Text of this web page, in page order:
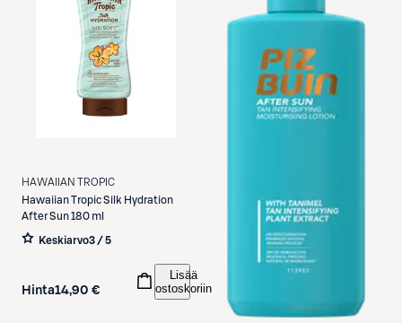
HAWAIIAN TROPIC
Hawaiian TropicSilk Hydration
After Sun 180 ml
Keskiarvo3 / 5
Hinta14,90 €
Lisää
ostoskoriin